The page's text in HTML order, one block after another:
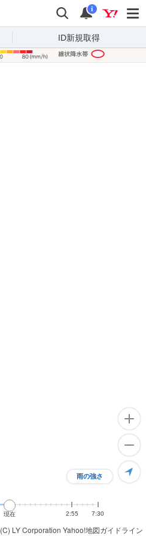
検索 通知
i
ID新規取得
(C) LY Corporation Yahoo!地図ガイドライン
雨の強さ
現在 2:55 7:30